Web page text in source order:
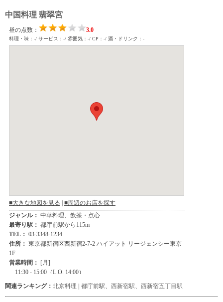
中国料理 翡翠宮
関連ランキング： 北京料理 | 都庁前駅 西新宿駅 西新宿五丁目駅